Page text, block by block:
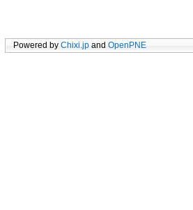
Powered by Chixi.jp and OpenPNE